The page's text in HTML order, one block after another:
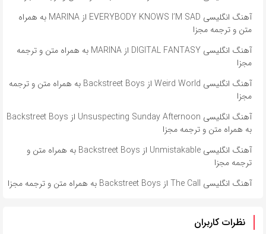
آهنگ انگلیسی EVERYBODY KNOWS I’M SAD از MARINA به همراه
متن و ترجمه مجزا
آهنگ انگلیسی DIGITAL FANTASY از MARINA به همراه متن و ترجمه
مجزا
آهنگ انگلیسی Weird World از Backstreet Boys به همراه متن و ترجمه
مجزا
آهنگ انگلیسی Unsuspecting Sunday Afternoon از Backstreet Boys
به همراه متن و ترجمه مجزا
آهنگ انگلیسی Unmistakable از Backstreet Boys به همراه متن و
ترجمه مجزا
آهنگ انگلیسی The Call از Backstreet Boys به همراه متن و ترجمه مجزا
نظرات کاربران